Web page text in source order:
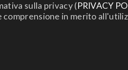
sulla privacy (PRIVACY
in merito